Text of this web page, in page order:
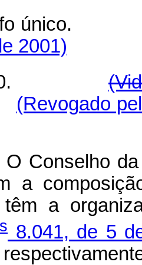
único.
2001)
(Revogado
O Conselho
a
têm a
8.041, de 5